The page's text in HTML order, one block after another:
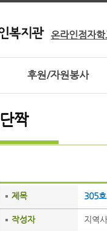
온라인점자
후원/자원봉사
단짝
제목 305
작성자 지역